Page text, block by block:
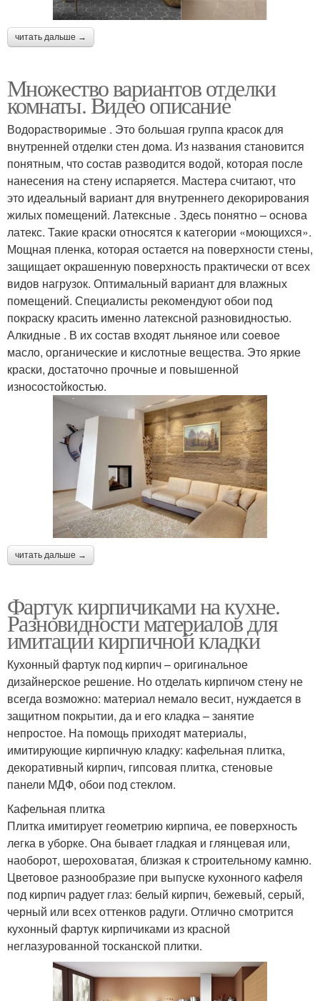
читать дальше →
Множество вариантов отделки
комнаты. Видео описание
Водорастворимые . Это большая группа красок для
внутренней отделки стен дома. Из названия становится
понятным, что состав разводится водой, которая после
нанесения на стену испаряется. Мастера считают, что
это идеальный вариант для внутреннего декорирования
жилых помещений. Латексные . Здесь понятно – основа
латекс. Такие краски относятся к категории «моющихся».
Мощная пленка, которая остается на поверхности стены,
защищает окрашенную поверхность практически от всех
видов нагрузок. Оптимальный вариант для влажных
помещений. Специалисты рекомендуют обои под
покраску красить именно латексной разновидностью.
Алкидные . В их состав входят льняное или соевое
масло, органические и кислотные вещества. Это яркие
краски, достаточно прочные и повышенной
износостойкостью.
читать дальше →
Фартук кирпичиками на кухне.
Разновидности материалов для
имитации кирпичной кладки
Кухонный фартук под кирпич – оригинальное
дизайнерское решение. Но отделать кирпичом стену не
всегда возможно: материал немало весит, нуждается в
защитном покрытии, да и его кладка – занятие
непростое. На помощь приходят материалы,
имитирующие кирпичную кладку: кафельная плитка,
декоративный кирпич, гипсовая плитка, стеновые
панели МДФ, обои под стеклом.
Кафельная плитка
Плитка имитирует геометрию кирпича, ее поверхность
легка в уборке. Она бывает гладкая и глянцевая или,
наоборот, шероховатая, близкая к строительному камню.
Цветовое разнообразие при выпуске кухонного кафеля
под кирпич радует глаз: белый кирпич, бежевый, серый,
черный или всех оттенков радуги. Отлично смотрится
кухонный фартук кирпичиками из красной
неглазурованной тосканской плитки.